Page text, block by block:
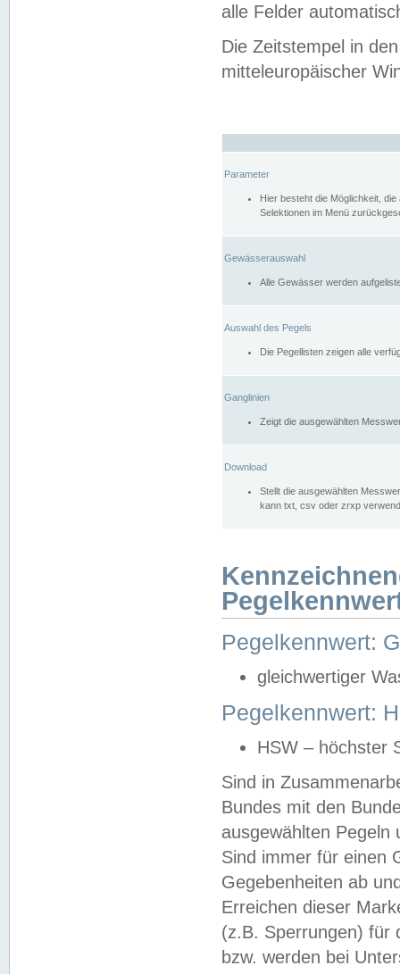
alle Felder
Die Zeitstempel in
mitteleuropäischer
Parameter
Hier besteht die Möglichkeit,
Selektionen im Menü
Gewässerauswahl
Alle Gewässer werden
Auswahl des Pegels
Die Pegellisten zeigen alle
Ganglinien
Zeigt die ausgewählten
Download
Stellt die ausgewählten
kann txt, csv oder zrxp
Pegelkennwert:
gleichwertiger
Pegelkennwert:
HSW – höchster
Sind in
Bundes mit den
ausgewählten
Sind immer für einen
Gegebenheiten ab
Erreichen dieser
(z.B. Sperrungen) für
bzw. werden bei